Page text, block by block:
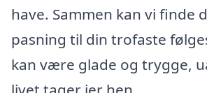
have. Sammen kan vi finde
pasning til din trofaste
kan være glade og trygge,